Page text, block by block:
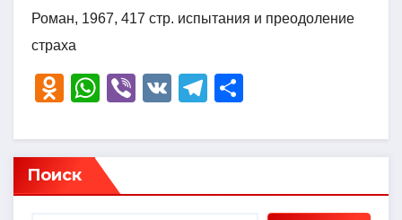
Роман, 1967, 417 стр. испытания и преодоление
страха
O
n
o
kl
W
at
s
A
Vi
er
V
T
e
a
р
в
Поиск